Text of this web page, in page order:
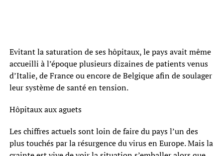
Evitant la saturation de ses hôpitaux, le pays avait même
accueilli à l’époque plusieurs dizaines de patients venus
d’Italie, de France ou encore de Belgique afin de soulager
leur système de santé en tension.
Hôpitaux aux aguets
Les chiffres actuels sont loin de faire du pays l’un des
plus touchés par la résurgence du virus en Europe. Mais la